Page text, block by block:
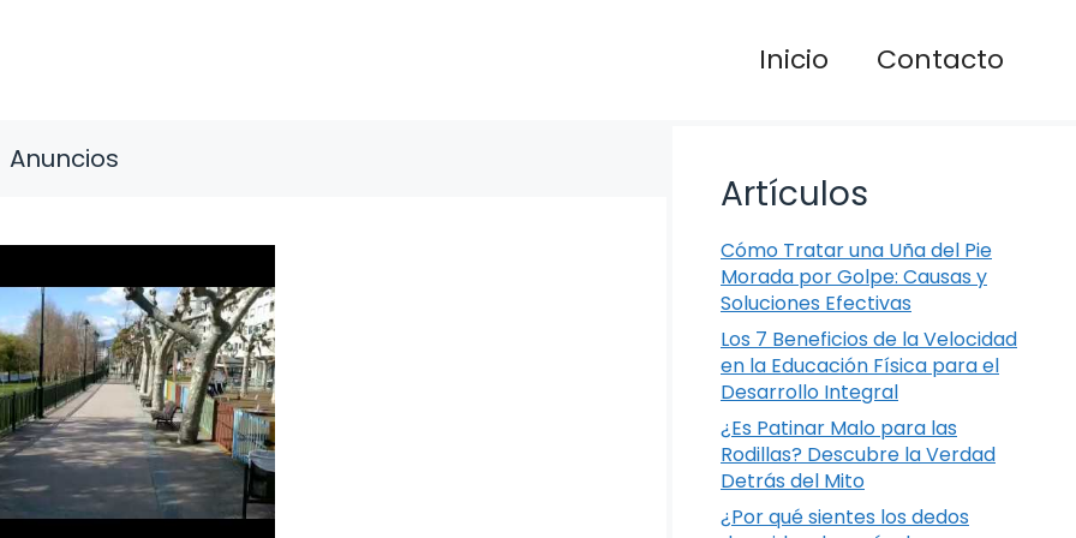
Inicio Contacto
Anuncios
Artículos
Cómo Tratar una Uña del Pie
Morada por Golpe: Causas y
Soluciones Efectivas
Los 7 Beneficios de la Velocidad
en la Educación Física para el
Desarrollo Integral
¿Es Patinar Malo para las
Rodillas? Descubre la Verdad
Detrás del Mito
¿Por qué sientes los dedos